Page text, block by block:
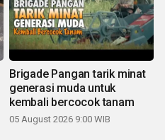
Brigade Pangan tarik minat
generasi muda untuk
kembali bercocok tanam
05 August 2026 9:00 WIB